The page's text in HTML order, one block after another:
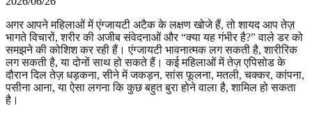
अगर आपने महिलाओं में एंग्जायटी अटैक के लक्षण खोजे हैं, तो शायद आप तेज़
भागते विचारों, शरीर की अजीब संवेदनाओं और “क्या यह गंभीर है?” वाले डर को
समझने की कोशिश कर रही हैं। एंग्जायटी भावनात्मक लग सकती है, शारीरिक
लग सकती है, या दोनों साथ हो सकते हैं। कई महिलाओं में तेज़ एपिसोड के
दौरान दिल तेज़ धड़कना, सीने में जकड़न, सांस फूलना, मतली, चक्कर, कांपना,
पसीना आना, या ऐसा लगना कि कुछ बहुत बुरा होने वाला है, शामिल हो सकता
है।